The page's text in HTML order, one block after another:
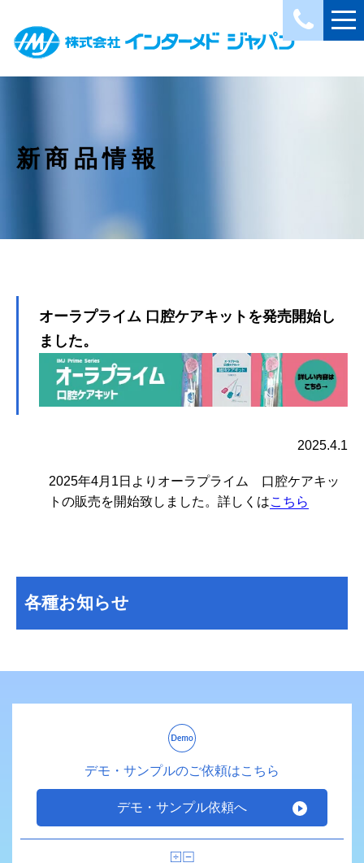
新商品情報
各種お知らせ
オーラプライム 口腔ケアキットを発売開始し
ました。
2025.4.1
2025年4月1日よりオーラプライム 口腔ケアキッ
トの販売を開始致しました。 詳しくはこちら
デモ・サンプルのご依頼はこちら
デモ・サンプル依頼へ